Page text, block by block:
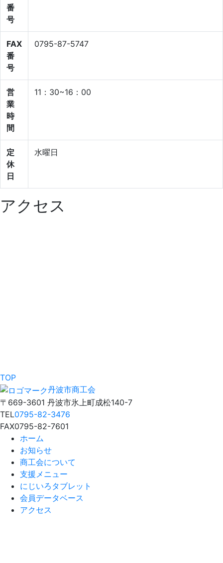
番
号
FAX
番
号
0795-87-5747
営
業
時
間
11：30~16：00
定
休
日
水曜日
アクセス
TOP
丹波市商工会
〒669-3601 丹波市氷上町成松140-7
TEL0795-82-3476
FAX0795-82-7601
ホーム
お知らせ
商工会について
支援メニュー
にじいろタブレット
会員データベース
アクセス